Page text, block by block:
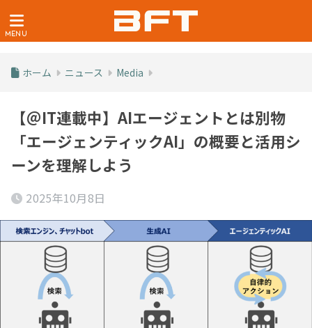
ホーム ニュース Media
【＠IT連載中】AIエージェントとは別物
「エージェンティックAI」の概要と活用シ
ーンを理解しよう
2025年10月8日